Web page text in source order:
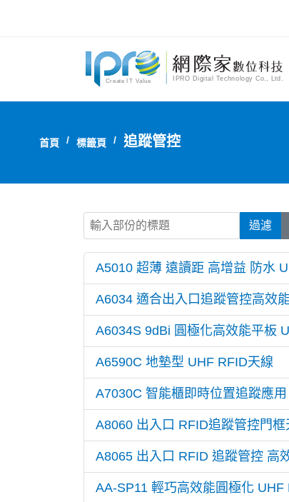
首頁 標籤頁 追蹤管控
輸入部份的標題 過濾
A5010 超薄 遠讀距 高增益 防水
A6034 適合出入口追蹤管控高效
A6034S 9dBi 圓極化高效能平板
A6590C 地墊型 UHF RFID天線
A7030C 智能櫃即時位置追蹤應
A8060 出入口 RFID追蹤管控門框
A8065 出入口 RFID 追蹤管控 高
AA-SP11 輕巧高效能圓極化 UHF